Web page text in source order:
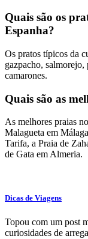
Quais são os
Espanha?
Os pratos típicos da
gazpacho,
camarones.
Quais são as
As melhores praias
Malagueta em
Tarifa, a Praia de
de Gata em Almeria.
Dicas de Viagens
Topou com um post
curiosidades de